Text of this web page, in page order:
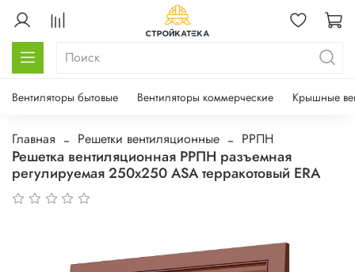
Вентиляторы бытовые Вентиляторы коммерческие Крышные
Главная Решетки вентиляционные РРПН
Решетка вентиляционная РРПН разъемная
регулируемая 250х250 ASA терракотовый ERA